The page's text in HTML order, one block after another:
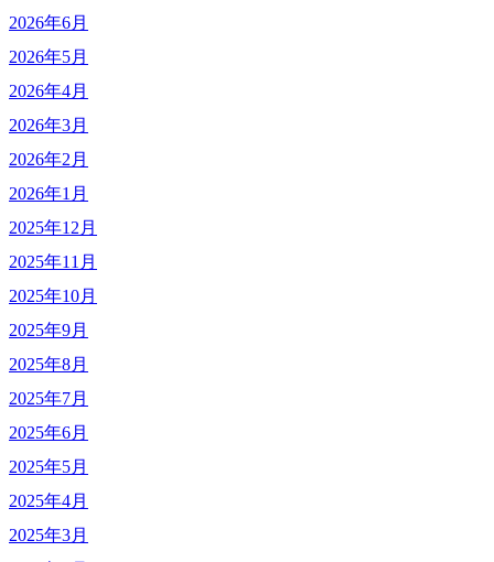
2026年6月
2026年5月
2026年4月
2026年3月
2026年2月
2026年1月
2025年12月
2025年11月
2025年10月
2025年9月
2025年8月
2025年7月
2025年6月
2025年5月
2025年4月
2025年3月